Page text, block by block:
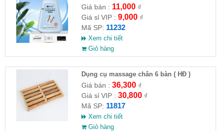
máy giặt CLEANING FLUID
Giá bán : 11,000₫
Giá sỉ VIP : 9,000₫
Mã SP: 11232
Xem chi tiết
Giỏ hàng
Dụng cụ massage chân 6 bàn ( HĐ )
Giá bán : 36,300₫
Giá sỉ VIP : 30,800₫
Mã SP: 11817
Xem chi tiết
Giỏ hàng